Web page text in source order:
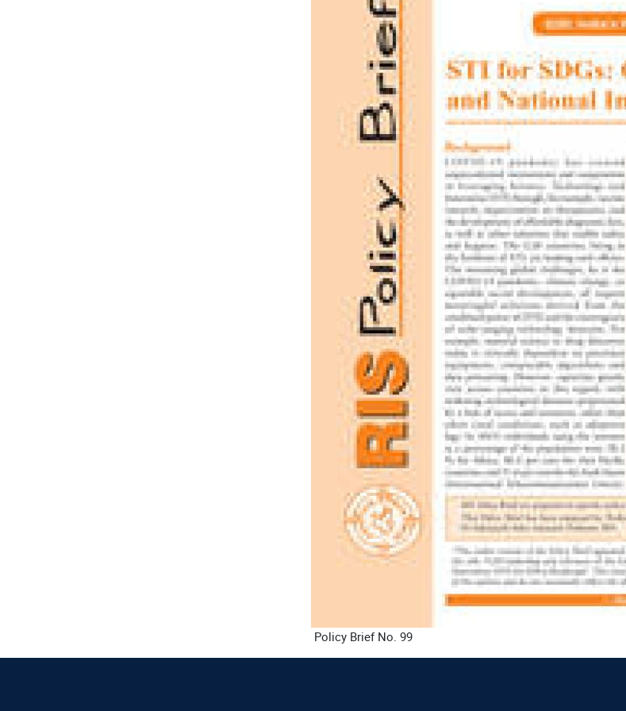
Policy Brief No. 99